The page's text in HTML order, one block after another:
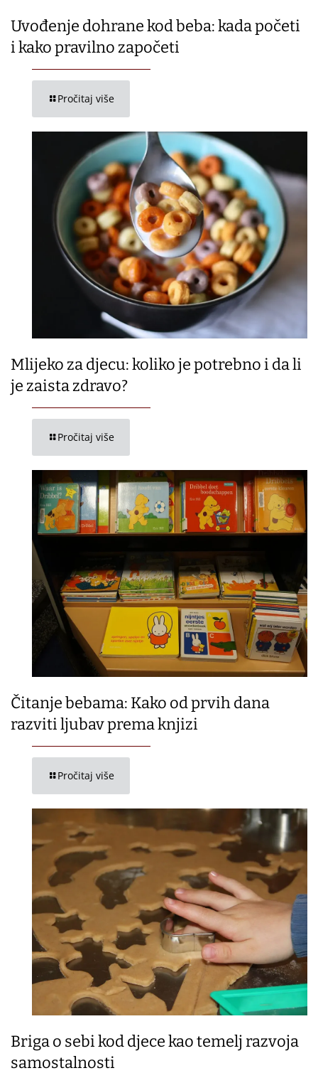
Uvođenje dohrane kod beba: kada početi
i kako pravilno započeti
Pročitaj više
Mlijeko za djecu: koliko je potrebno i da li
je zaista zdravo?
Pročitaj više
Čitanje bebama: Kako od prvih dana
razviti ljubav prema knjizi
Pročitaj više
Briga o sebi kod djece kao temelj razvoja
samostalnosti